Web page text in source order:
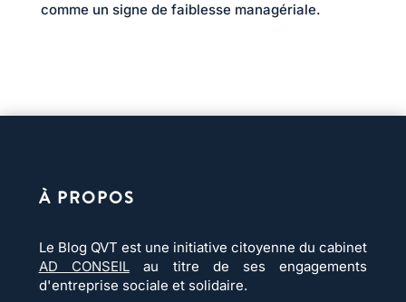
comme un signe de faiblesse managériale.
À PROPOS
Le Blog QVT est une initiative citoyenne du cabinet
AD CONSEILau titre de ses engagements
d'entreprise sociale et solidaire.